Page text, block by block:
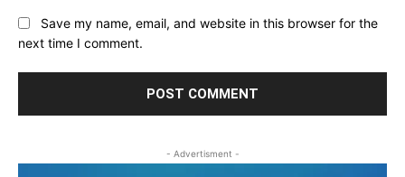
Save my name, email, and website in this browser for the
next time I comment.
- Advertisment -